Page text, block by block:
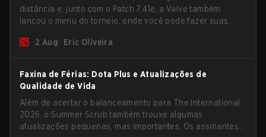
distância e, junto com o Patch 7.41e, a Valve também
lançou o menu do torneio, onde você pode fazer suas
recompensas deste ano.
2 Aug Eric Oliveira
Faxina de Férias: Dota Plus e Atualizações de
Qualidade de Vida
Além de acertar o balanceamento para The International
2026, o Summer Scrub também trouxe algumas
atualizações pequenas, mas importantes. Os assinantes